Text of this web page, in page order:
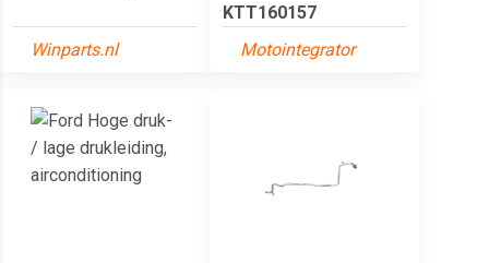
Winparts.nl
KTT160157
Motointegrator